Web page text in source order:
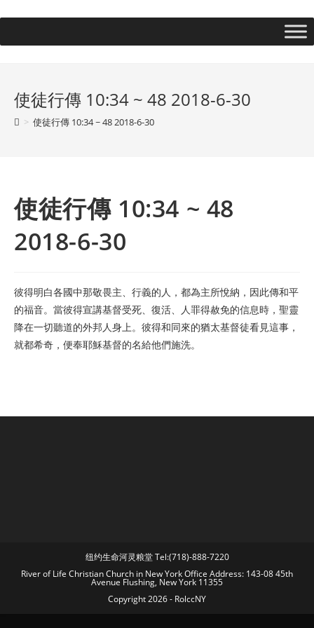
使徒行傳 10:34 ~ 48 2018-6-30
> 使徒行傳 10:34 ~ 48 2018-6-30
使徒行傳 10:34 ~ 48
2018-6-30
彼得明白各國中那敬畏主、行義的人，都為主所悅納，因此傳和平
的福音。當彼得宣講基督受死、復活、人罪得赦免的信息時，聖靈
降在一切聽道的外邦人身上。彼得和同來的猶太基督徒看見這事，
就都希奇，便奉耶穌基督的名給他們施洗。
纽约生命河灵粮堂 Tel:(718)-888-7220
River of Life Christian Church in New York Office Address: 143-08 45th
Avenue Flushing, New York 11355
Copyright 2026 - RolccNY